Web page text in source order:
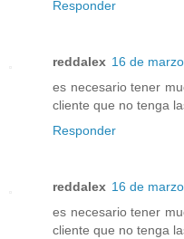
Responder
reddalex 16 de
es necesario tener
cliente que no tenga
Responder
reddalex 16 de
es necesario tener
cliente que no tenga